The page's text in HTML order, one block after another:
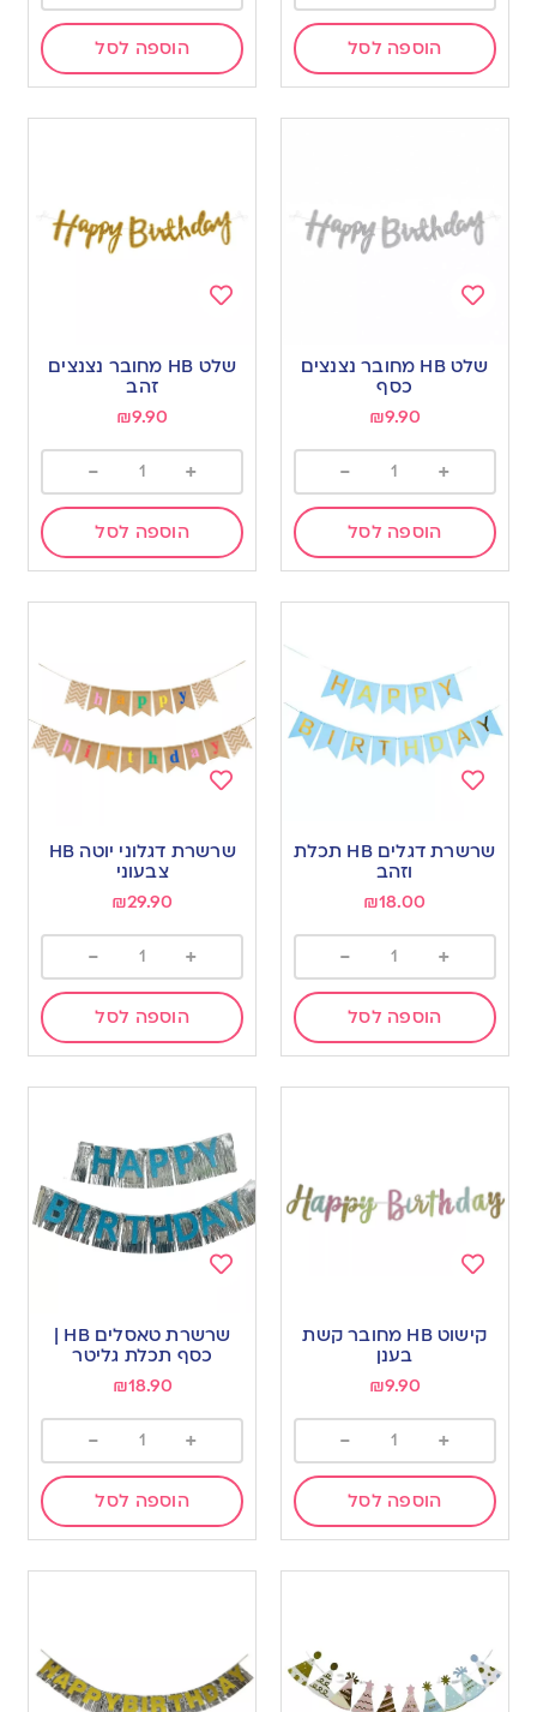
הוספה לסל הוספה לסל
to
שלט HB מחובר נצנצים
כסף
₪9.90
+
-
הוספה לסל
to
שלט HB מחובר נצנצים
זהב
₪9.90
+
-
הוספה לסל
to
wishlist
שרשרת דגלים HB תכלת
וזהב
₪18.00
+
-
הוספה לסל
to
wishlist
שרשרת דגלוני יוטה HB
צבעוני
₪29.90
+
-
הוספה לסל
to
wishlist
קישוט HB מחובר קשת
בענן
₪9.90
+
-
הוספה לסל
to
wishlist
שרשרת טאסלים HB |
כסף תכלת גליטר
₪18.90
+
-
הוספה לסל